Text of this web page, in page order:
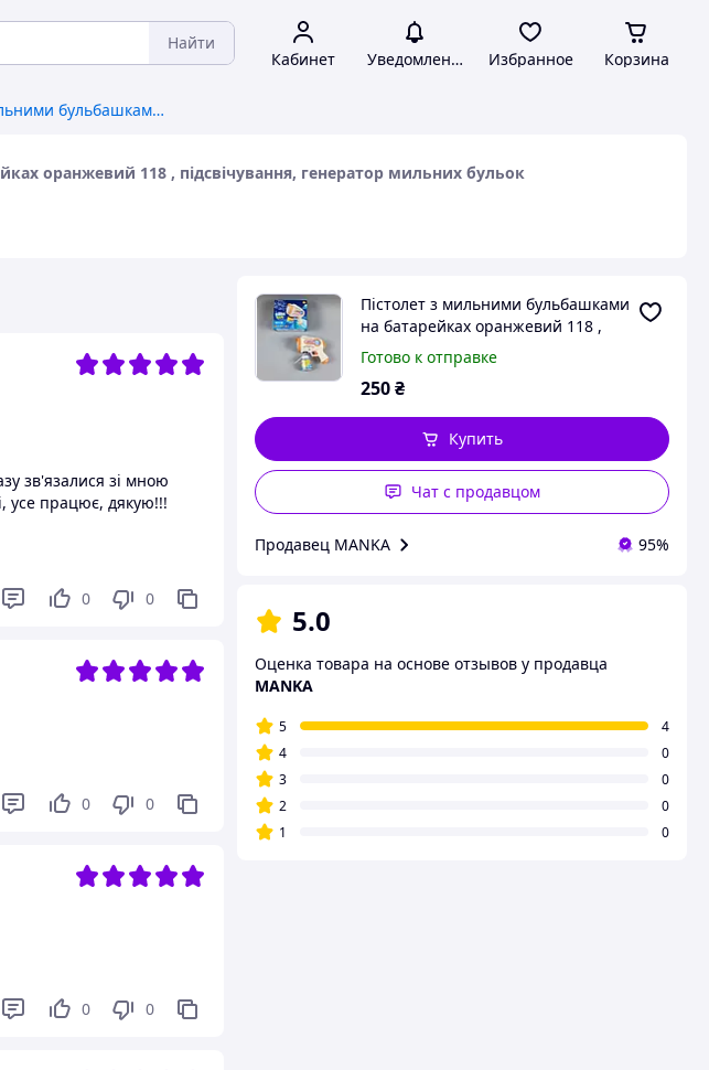
Найти
Кабинет Уведомления Избранное Корзина
Пістолет з мильними бульбашками на батарейках оранжевий 118 , підсвічування, генератор мильних бульок
оранжевий 118 , підсвічування, генератор мильних бульок
зв'язалися зі мною
усе працює, дякую!!!
0 0
0 0
0 0
Пістолет з мильними бульбашками
на батарейках оранжевий 118 ,
підсвічування, генератор мильних
бульок
Готово к отправке
250₴
Купить
Чат с продавцом
Продавец MANKA 95%
5.0
Оценка товара на основе отзывов у продавца
MANKA
5
4
4
0
3
0
2
0
1
0